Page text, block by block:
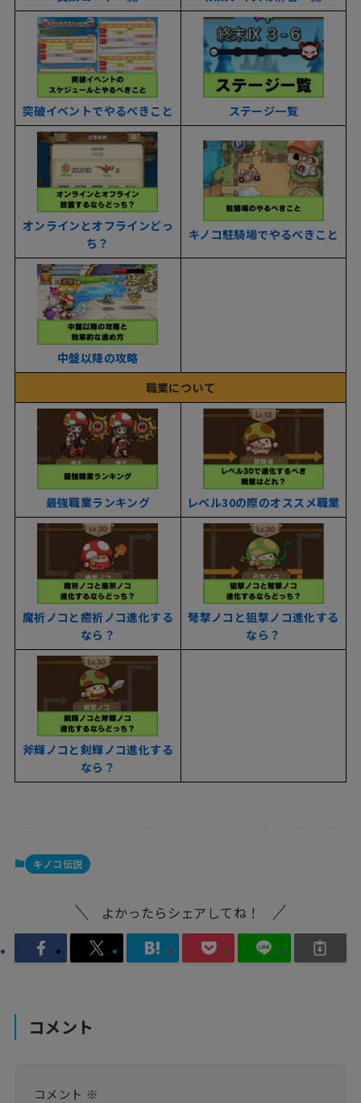
突破イベントでやるべきこと ステージ一覧
オンラインとオフラインどっ
ち？
キノコ駐騎場でやるべきこと
中盤以降の攻略
職業について
最強職業ランキング レベル30の際のオススメ職業
魔祈ノコと癒祈ノコ進化する
なら？
弩撃ノコと狙撃ノコ進化する
なら？
斧輝ノコと剣輝ノコ進化する
なら？
キノコ伝説
よかったらシェアしてね！
コメント
コメント ※